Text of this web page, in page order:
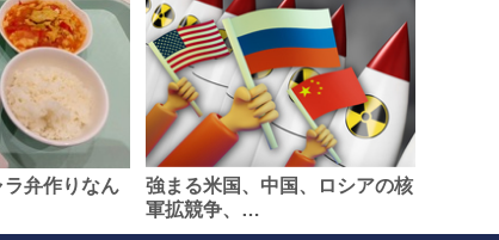
弁作りなん
強まる米国、中国、ロシアの核
軍拡競争、…